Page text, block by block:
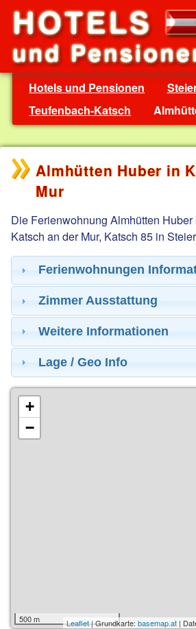
Hotels und Pensionen
Teufenbach-Katsch
Almhütten Huber in
Mur
Die Ferienwohnung Almhütten
Katsch an der Mur, Katsch 85 in
Ferienwohnungen
Zimmer Ausstattung
Weitere Informationen
Lage / Geo Info
+
−
500 m Leaflet| Grundkarte: basemap.at|